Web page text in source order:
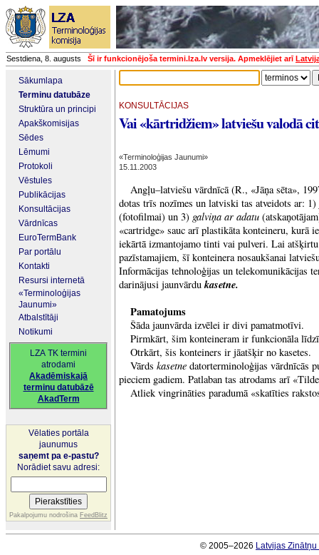
Sestdiena, 8. augusts Šī ir funkcionējoša termini.lza.lv versija. Apmeklējiet arī
Sākumlapa
Terminu datubāze
Struktūra un principi
Apakškomisijas
Sēdes
Lēmumi
Protokoli
Vēstules
Publikācijas
Konsultācijas
Vārdnīcas
EuroTermBank
Par portālu
Kontakti
Resursi internetā
«Terminoloģijas
Jaunumi»
Atbalstītāji
Notikumi
LZA TK termini
atrodami
Akadēmiskajā
terminu datubāzē
AkadTerm
Vēlaties portāla
jaunumus
saņemt pa e-pastu?
Norādiet savu adresi:
Pakalpojumu nodrošina FeedBlitz
KONSULTĀCIJAS
Vai «kārtridžiem» latviešu valodā
«Terminoloģijas Jaunumi»
15.11.2003
Angļu–latviešu vārdnīcā (R., «Jāņa sēta»,
dotas trīs nozīmes un latviski tas atveidots ar: 1)
(fotofilmai) un 3) galviņa ar adatu
«cartridge» sauc arī plastikāta konteineru, kurā
iekārtā izmantojamo tinti vai pulveri. Lai
pazīstamajiem, šī konteinera nosaukšanai
Informācijas tehnoloģijas un telekomunikācijas
darinājusi jaunvārdukasetne.
Pamatojums
Šāda jaunvārda izvēlei ir divi pamatmotīvi.
Pirmkārt, šim konteineram ir funkcionāla
Otrkārt, šis konteiners ir jāatšķir no kasetes.
Vārds kasetne datorterminoloģijas vārdnīcās
pieciem gadiem. Patlaban tas atrodams arī
Atliek vingrināties paradumā «skatīties
© 2005–2026 Latvijas